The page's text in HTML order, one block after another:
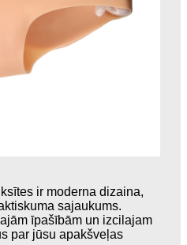
ir moderna dizaina,
sajaukums.
īpašībām un izcilajam
par jūsu apakšveļas